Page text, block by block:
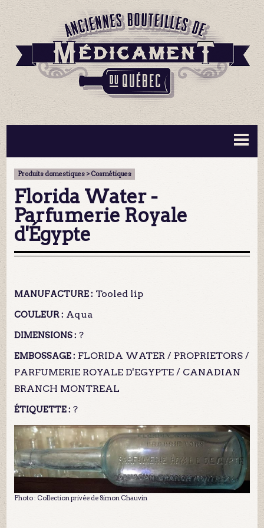
BOUTEILLES ▼
INFORMATION ▼
MA COLLECTION
CONTACT
Produits domestiques > Cosmétiques
Florida Water -
Parfumerie Royale
d'Égypte
MANUFACTURE : Tooled lip
COULEUR : Aqua
DIMENSIONS : ?
EMBOSSAGE : FLORIDA WATER / PROPRIETORS /
PARFUMERIE ROYALE D'EGYPTE / CANADIAN
BRANCH MONTREAL
ÉTIQUETTE : ?
Photo : Collection privée de Simon Chauvin